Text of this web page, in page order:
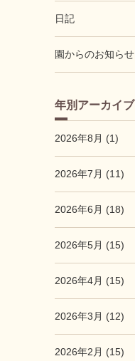
日記
園からのお知らせ
年別アーカイブ
2026年8月 (1)
2026年7月 (11)
2026年6月 (18)
2026年5月 (15)
2026年4月 (15)
2026年3月 (12)
2026年2月 (15)